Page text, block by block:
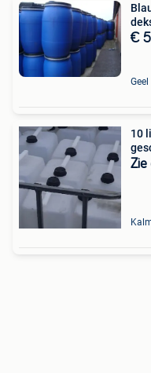
€
Geel
10
Zie